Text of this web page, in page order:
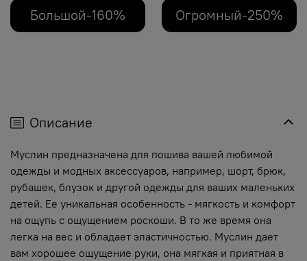
Большой-160% Огромный-250%
Описание
Муслин предназначена для пошива вашей любимой
одежды и модных аксессуаров, например, шорт, брюк,
рубашек, блузок и другой одежды для ваших маленьких
детей. Ее уникальная особенность - мягкость и комфорт
на ощупь с ощущением роскоши. В то же время она
легка на вес и обладает эластичностью. Муслин дает
вам хорошее ощущение руки, она мягкая и приятная в